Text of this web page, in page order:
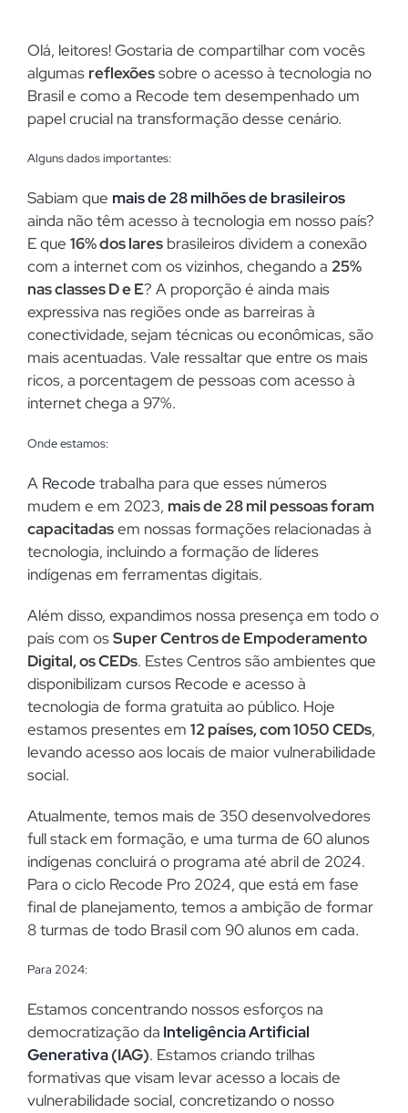
Olá, leitores! Gostaria de compartilhar com vocês
algumas reflexõessobre o acesso à tecnologia no
Brasil e como a Recode tem desempenhado um
papel crucial na transformação desse cenário.
Alguns dados importantes:
Sabiam que mais de 28 milhões de brasileiros
ainda não têm acesso à tecnologia em nosso país?
E que 16% dos lares brasileiros dividem a conexão
com a internet com os vizinhos, chegando a 25%
nas classes D e E? A proporção é ainda mais
expressiva nas regiões onde as barreiras à
conectividade, sejam técnicas ou econômicas, são
mais acentuadas. Vale ressaltar que entre os mais
ricos, a porcentagem de pessoas com acesso à
internet chega a 97%.
Onde estamos:
A Recode trabalha para que esses números
mudem e em 2023, mais de 28 mil pessoas foram
capacitadasem nossas formações relacionadas à
tecnologia, incluindo a formação de líderes
indígenas em ferramentas digitais.
Além disso, expandimos nossa presença em todo o
país com osSuper Centros de Empoderamento
Digital, os CEDs. Estes Centros são ambientes que
disponibilizam cursos Recode e acesso à
tecnologia de forma gratuita ao público. Hoje
estamos presentes em 12 países, com 1050 CEDs,
levando acesso aos locais de maior vulnerabilidade
social.
Atualmente, temos mais de 350 desenvolvedores
full stack em formação, e uma turma de 60 alunos
indígenas concluirá o programa até abril de 2024.
Para o ciclo Recode Pro 2024, que está em fase
final de planejamento, temos a ambição de formar
8 turmas de todo Brasil com 90 alunos em cada.
Para 2024:
Estamos concentrando nossos esforços na
democratização da Inteligência Artificial
Generativa(IAG). Estamos criando trilhas
formativas que visam levar acesso a locais de
vulnerabilidade social, concretizando o nosso